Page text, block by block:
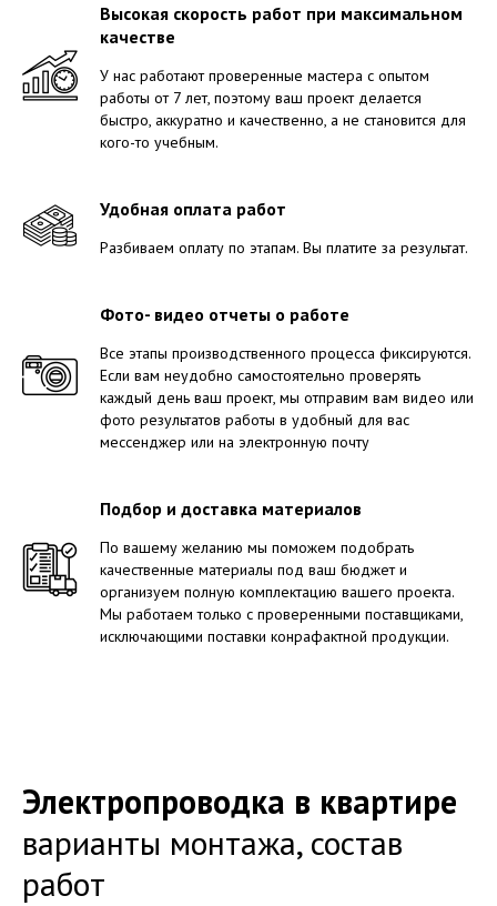
Высокая скорость работ при максимальном
качестве
У нас работают проверенные мастера с опытом
работы от 7 лет, поэтому ваш проект делается
быстро, аккуратно и качественно, а не становится для
кого-то учебным.
Удобная оплата работ
Разбиваем оплату по этапам. Вы платите за результат.
Фото- видео отчеты о работе
Все этапы производственного процесса фиксируются.
Если вам неудобно самостоятельно проверять
каждый день ваш проект, мы отправим вам видео или
фото результатов работы в удобный для вас
мессенджер или на электронную почту
Подбор и доставка материалов
По вашему желанию мы поможем подобрать
качественные материалы под ваш бюджет и
организуем полную комплектацию вашего проекта.
Мы работаем только с проверенными поставщиками,
исключающими поставки конрафактной продукции.
Электропроводка в квартире
варианты монтажа, состав
работ